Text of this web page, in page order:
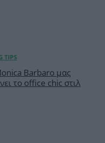
Barbaro μας
το office chic στιλ